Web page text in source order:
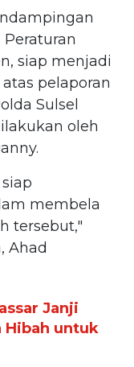
siap menjadi
pelaporan
Sulsel
oleh
membela
tersebut,"
Ahad
Janji
Hibah untuk